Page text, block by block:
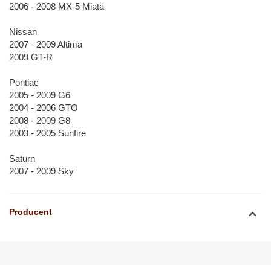
2006 - 2008 MX-5 Miata
Nissan
2007 - 2009 Altima
2009 GT-R
Pontiac
2005 - 2009 G6
2004 - 2006 GTO
2008 - 2009 G8
2003 - 2005 Sunfire
Saturn
2007 - 2009 Sky
Producent